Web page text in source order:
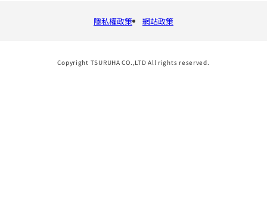
隱私權政策 網站政策
Copyright TSURUHA CO.,LTD All rights reserved.